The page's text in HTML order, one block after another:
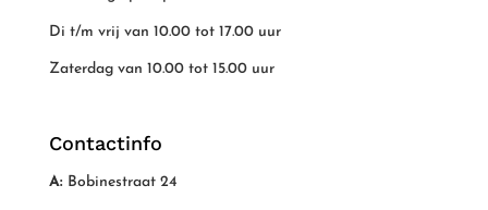
Di t/m vrij van 10.00 tot 17.00 uur
Zaterdag van 10.00 tot 15.00 uur
Contactinfo
A: Bobinestraat 24